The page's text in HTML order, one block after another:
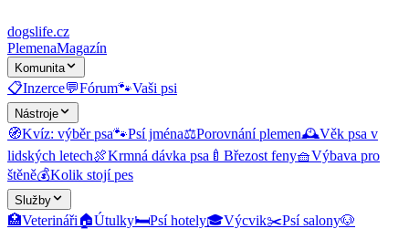
dogslife.cz
PlemenaMagazín
Komunita
📋Inzerce💬Fórum🐾Vaši psi
Nástroje
🧭Kvíz: výběr psa🐾Psí jména⚖️Porovnání plemen🕰️Věk psa v
lidských letech🍖Krmná dávka psa 🍼 Březost feny🧺Výbava pro
štěně💰Kolik stojí pes
Služby
🏥Veterináři🏠Útulky🛏️Psí hotely🎓Výcvik✂️Psí salony🐶